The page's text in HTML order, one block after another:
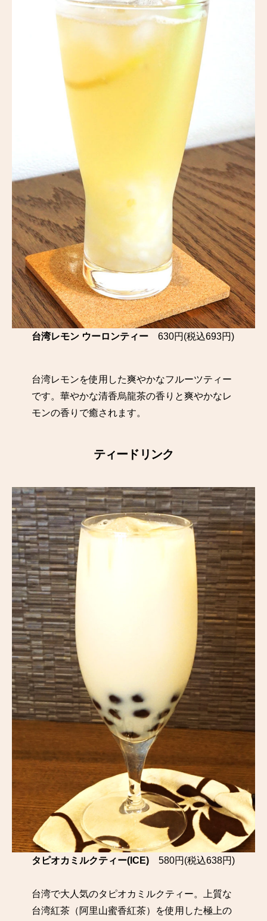
台湾レモン ウーロンティー630円(税込693円)
台湾レモンを使用した爽やかなフルーツティー
です。華やかな清香烏龍茶の香りと爽やかなレ
モンの香りで癒されます。
ティードリンク
タピオカミルクティー(ICE)580円(税込638円)
台湾で大人気のタピオカミルクティー。上質な
台湾紅茶（阿里山蜜香紅茶）を使用した極上の